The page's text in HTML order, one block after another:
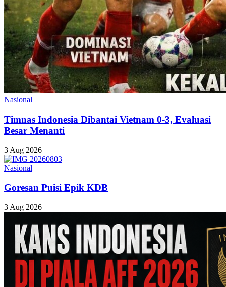
Nasional
Timnas Indonesia Dibantai Vietnam 0-3, Evaluasi
Besar Menanti
3 Aug 2026
Nasional
Goresan Puisi Epik KDB
3 Aug 2026